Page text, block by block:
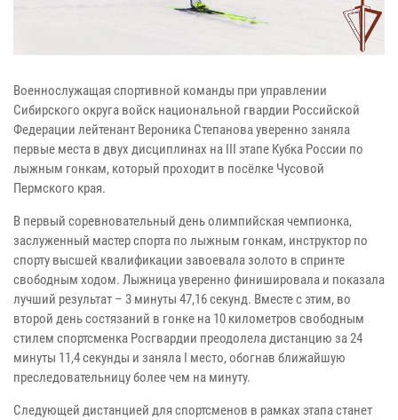
Военнослужащая спортивной команды при управлении
Сибирского округа войск национальной гвардии Российской
Федерации лейтенант Вероника Степанова уверенно заняла
первые места в двух дисциплинах на III этапе Кубка России по
лыжным гонкам, который проходит в посёлке Чусовой
Пермского края.
В первый соревновательный день олимпийская чемпионка,
заслуженный мастер спорта по лыжным гонкам, инструктор по
спорту высшей квалификации завоевала золото в спринте
свободным ходом. Лыжница уверенно финишировала и показала
лучший результат – 3 минуты 47,16 секунд. Вместе с этим, во
второй день состязаний в гонке на 10 километров свободным
стилем спортсменка Росгвардии преодолела дистанцию за 24
минуты 11,4 секунды и заняла I место, обогнав ближайшую
преследовательницу более чем на минуту.
Следующей дистанцией для спортсменов в рамках этапа станет